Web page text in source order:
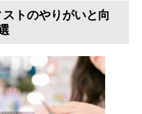
トのやりがいと向